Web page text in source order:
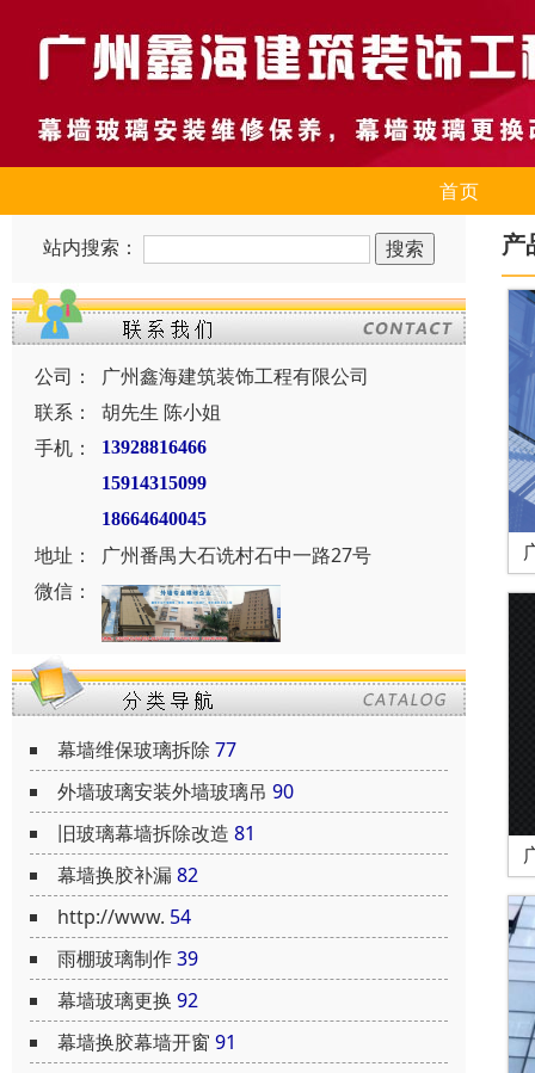
首页
站内搜索：
公司：
广州鑫海建筑装饰工程有限公司
联系：
胡先生 陈小姐
手机：
13928816466
15914315099
18664640045
地址：
广州番禺大石诜村石中一路27号
微信：
幕墙维保玻璃拆除 77
外墙玻璃安装外墙玻璃吊 90
旧玻璃幕墙拆除改造 81
幕墙换胶补漏82
http://www. 54
雨棚玻璃制作39
幕墙玻璃更换 92
幕墙换胶幕墙开窗 91
产